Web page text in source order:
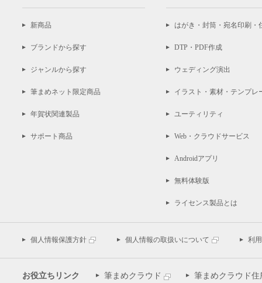
新商品
ブランドから探す
ジャンルから探す
筆まめネット限定商品
年賀状関連製品
サポート商品
はがき・封筒・宛名印刷・
DTP・PDF作成
ウェディング演出
イラスト・素材・テンプレ
ユーティリティ
Web・クラウドサービス
Androidアプリ
無料体験版
ライセンス製品とは
個人情報保護方針 個人情報の取扱いについて 利
お役立ちリンク 筆まめクラウド 筆まめクラウド住